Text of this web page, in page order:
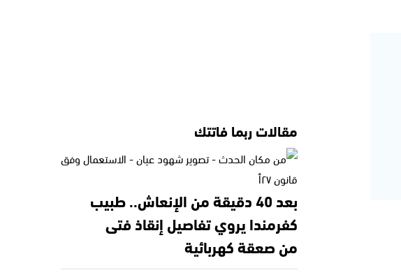
مقالات ربما فاتتك
بعد 40 دقيقة من الإنعاش.. طبيب
كفرمندا يروي تفاصيل إنقاذ فتى
من صعقة كهربائية